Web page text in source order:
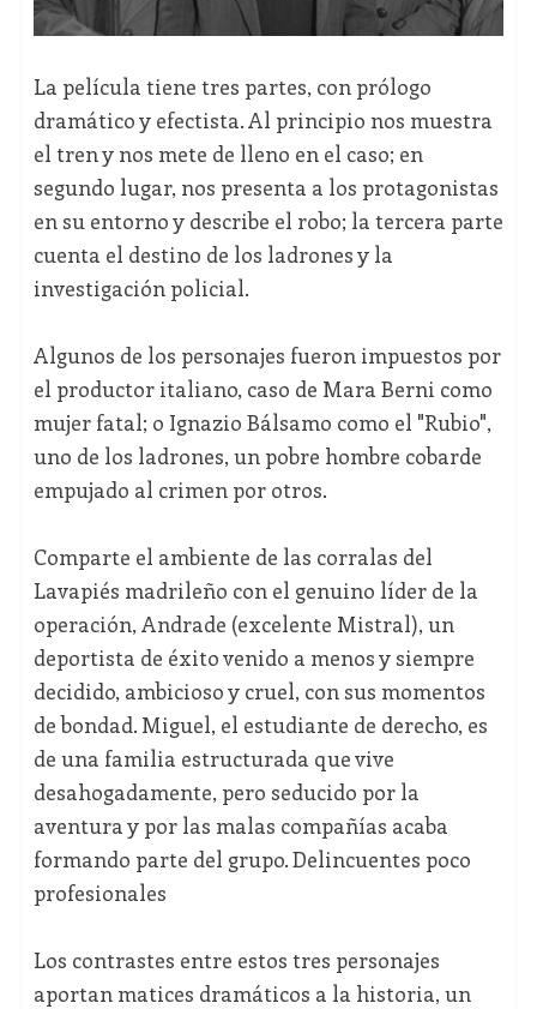
La película tiene tres partes, con prólogo
dramático y efectista. Al principio nos muestra
el tren y nos mete de lleno en el caso; en
segundo lugar, nos presenta a los protagonistas
en su entorno y describe el robo; la tercera parte
cuenta el destino de los ladrones y la
investigación policial.
Algunos de los personajes fueron impuestos por
el productor italiano, caso de Mara Berni como
mujer fatal; o Ignazio Bálsamo como el "Rubio",
uno de los ladrones, un pobre hombre cobarde
empujado al crimen por otros.
Comparte el ambiente de las corralas del
Lavapiés madrileño con el genuino líder de la
operación, Andrade (excelente Mistral), un
deportista de éxito venido a menos y siempre
decidido, ambicioso y cruel, con sus momentos
de bondad. Miguel, el estudiante de derecho, es
de una familia estructurada que vive
desahogadamente, pero seducido por la
aventura y por las malas compañías acaba
formando parte del grupo. Delincuentes poco
profesionales
Los contrastes entre estos tres personajes
aportan matices dramáticos a la historia, un